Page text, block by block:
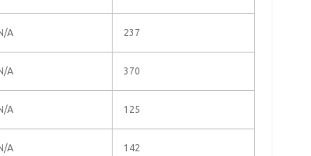
A 237
A 370
A 125
A 142